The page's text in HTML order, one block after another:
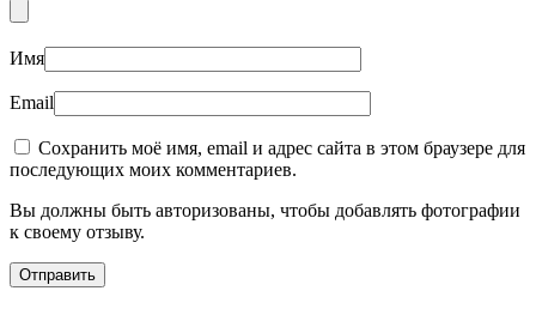
Имя
Email
Сохранить моё имя, email и адрес сайта в этом браузере для
последующих моих комментариев.
Вы должны быть авторизованы, чтобы добавлять фотографии
к своему отзыву.